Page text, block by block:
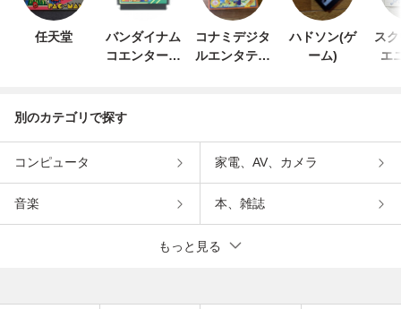
任天堂
バンダイナム
コエンターテ
コナミデジタ
ルエンタテイ
ハドソン(ゲ
ーム)
ス
エ
別のカテゴリで探す
コンピュータ 家電、AV、カメラ
音楽 本、雑誌
もっと見る